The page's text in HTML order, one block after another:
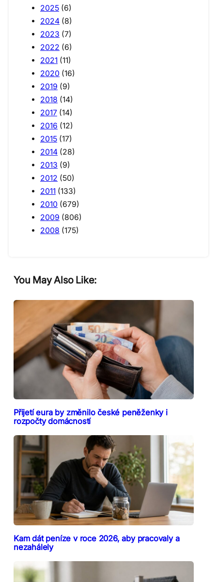
2025 (6)
2024 (8)
2023 (7)
2022 (6)
2021 (11)
2020 (16)
2019 (9)
2018 (14)
2017 (14)
2016 (12)
2015 (17)
2014 (28)
2013 (9)
2012 (50)
2011 (133)
2010 (679)
2009 (806)
2008 (175)
You May Also Like:
Přijetí eura by změnilo české peněženky i
rozpočty domácností
Kam dát peníze v roce 2026, aby pracovaly a
nezahálely